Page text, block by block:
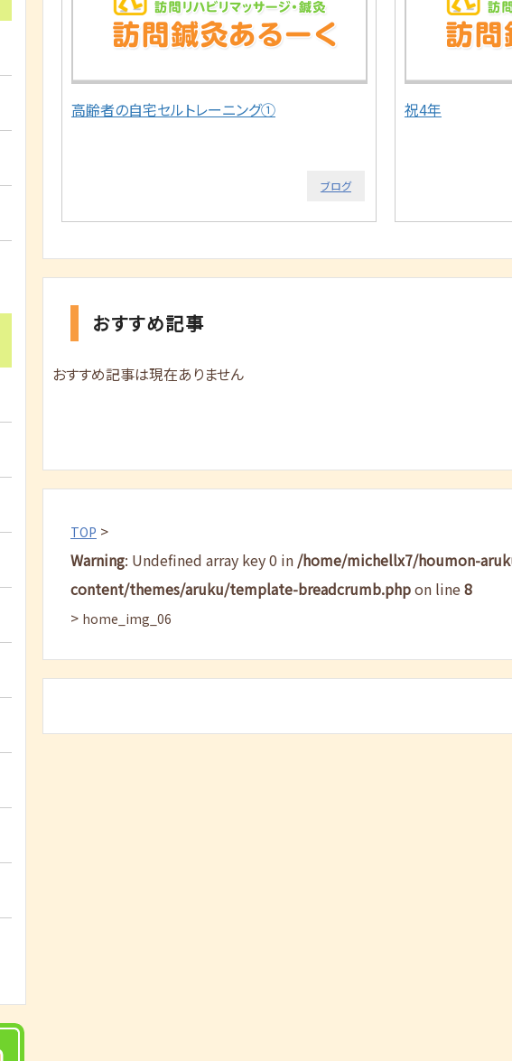
高齢者の自宅セルトレーニング①
ブログ
祝4年
おすすめ記事
おすすめ記事は現在ありません
TOP >
Warning: Undefined array key 0 in /home/michellx7/houmon-
content/themes/aruku/template-breadcrumb.phpon line8
> home_img_06